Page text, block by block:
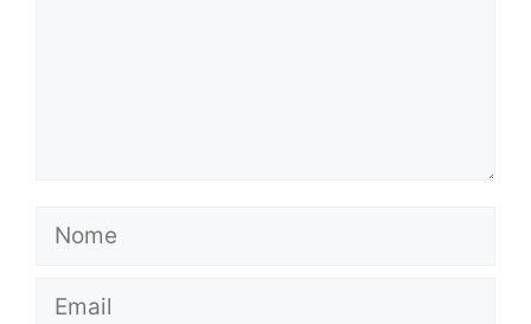
Nome
Email